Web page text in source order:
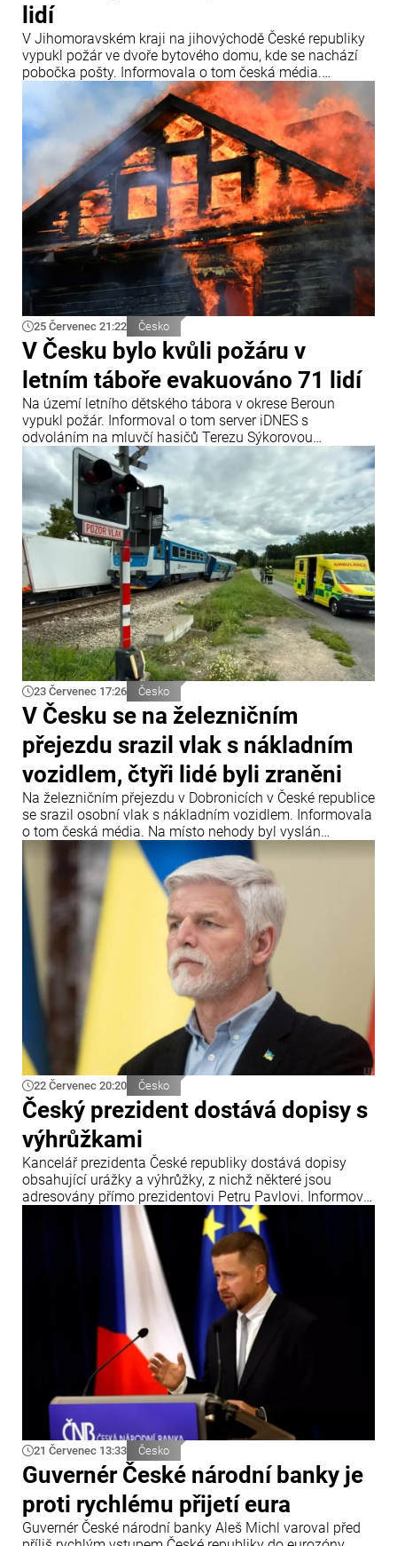
lidí
V Jihomoravském kraji na jihovýchodě České republiky
vypukl požár ve dvoře bytového domu, kde se nachází
pobočka pošty. Informovala o tom česká média.
„Záchranářům jsme předali přibližně 18 osob,
evakuováno však bylo ještě více lidí,“ uvedly záchranné
složky. Lidé se nadýchali zplodin hoření, a proto byli
všichni převezeni do nemocnice.
25 Červenec 21:22 Česko
V Česku bylo kvůli požáru v
letním táboře evakuováno 71 lidí
Na území letního dětského tábora v okrese Beroun
vypukl požár. Informoval o tom server iDNES s
odvoláním na mluvčí hasičů Terezu Sýkorovou
Fliegerovou.
23 Červenec 17:26 Česko
V Česku se na železničním
přejezdu srazil vlak s nákladním
vozidlem, čtyři lidé byli zraněni
Na železničním přejezdu v Dobronicích v České republice
se srazil osobní vlak s nákladním vozidlem. Informovala
o tom česká média. Na místo nehody byl vyslán
záchranářský vrtulník.
22 Červenec 20:20 Česko
Český prezident dostává dopisy s
výhrůžkami
Kancelář prezidenta České republiky dostává dopisy
obsahující urážky a výhrůžky, z nichž některé jsou
adresovány přímo prezidentovi Petru Pavlovi. Informoval
o tom zpravodajský portál iDNES.
21 Červenec 13:33 Česko
Guvernér České národní banky je
proti rychlému přijetí eura
Guvernér České národní banky Aleš Michl varoval před